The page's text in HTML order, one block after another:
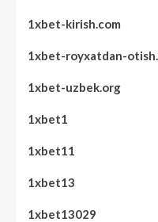
1xbet-kirish.com
1xbet-royxatdan-
1xbet-uzbek.org
1xbet1
1xbet11
1xbet13
1xbet13029